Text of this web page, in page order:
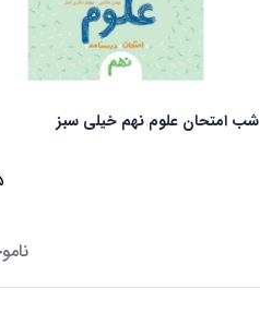
شب امتحان علوم نهم خیلی سبز